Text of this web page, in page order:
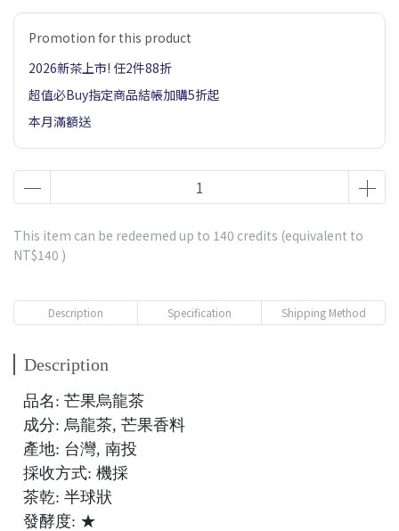
Promotion for this product
2026新茶上市! 任2件88折
超值必Buy指定商品結帳加購5折起
本月滿額送
This item can be redeemed up to 140 credits (equivalent to
NT$140 )
Description Specification Shipping Method
Description
品名: 芒果烏龍茶
成分: 烏龍茶, 芒果香料
產地: 台灣, 南投
採收方式: 機採
茶乾: 半球狀
發酵度: ★